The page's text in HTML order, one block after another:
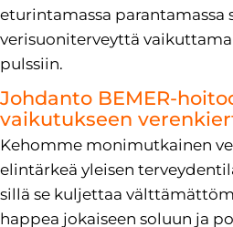
eturintamassa parantamassa
verisuoniterveyttä
pulssiin.
Johdanto BEMER-
vaikutukseen
Kehomme monimutkainen
elintärkeä yleisen
sillä se kuljettaa
happea jokaiseen soluun ja